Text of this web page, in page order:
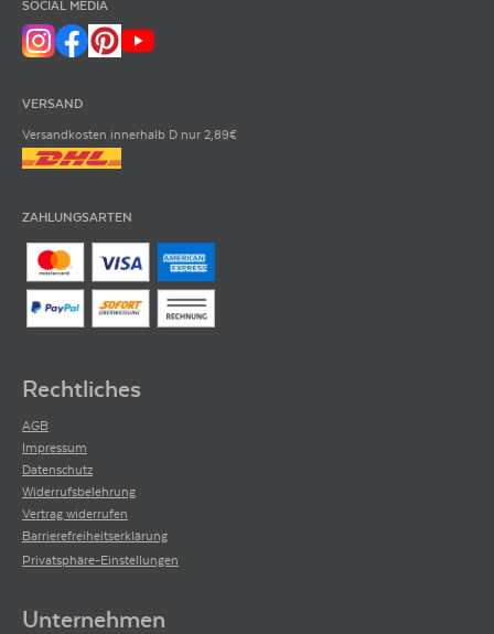
SOCIAL MEDIA
VERSAND
Versandkosten innerhalb D nur 2,89€
ZAHLUNGSARTEN
Rechtliches
AGB
Impressum
Datenschutz
Widerrufsbelehrung
Vertrag widerrufen
Barrierefreiheitserklärung
Privatsphäre-Einstellungen
Unternehmen